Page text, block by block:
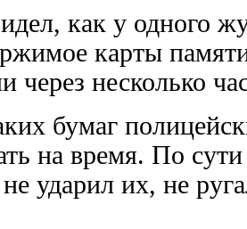
как у одного
карты
через несколько
бумаг
на время. По
ударил их, не